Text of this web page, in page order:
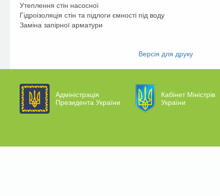
Утеплення стін насосної
Гідроізоляція стін та підлоги ємності під воду
Заміна запірної арматури
TwitterВерсія для друку
Адміністрація
Президента України
Кабінет Міністрів
України